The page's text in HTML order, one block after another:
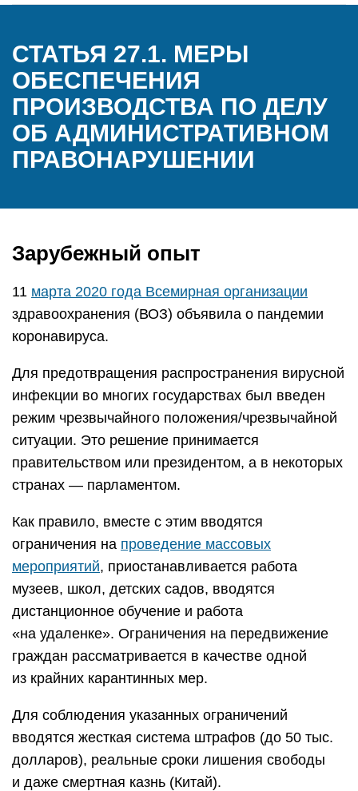
СТАТЬЯ 27.1. МЕРЫ
ОБЕСПЕЧЕНИЯ
ПРОИЗВОДСТВА ПО ДЕЛУ
ОБ АДМИНИСТРАТИВНОМ
ПРАВОНАРУШЕНИИ
Зарубежный опыт
11 марта 2020 года Всемирная организации
здравоохранения (ВОЗ) объявила о пандемии
коронавируса.
Для предотвращения распространения вирусной
инфекции во многих государствах был введен
режим чрезвычайного положения/чрезвычайной
ситуации. Это решение принимается
правительством или президентом, а в некоторых
странах — парламентом.
Как правило, вместе с этим вводятся
ограничения на проведение массовых
мероприятий, приостанавливается работа
музеев, школ, детских садов, вводятся
дистанционное обучение и работа
«на удаленке». Ограничения на передвижение
граждан рассматривается в качестве одной
из крайних карантинных мер.
Для соблюдения указанных ограничений
вводятся жесткая система штрафов (до 50 тыс.
долларов), реальные сроки лишения свободы
и даже смертная казнь (Китай).